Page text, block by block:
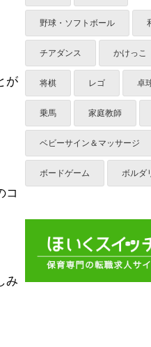
が
コ
み
野球・ソフトボール
チアダンス かけっこ
将棋 レゴ 卓
乗馬 家庭教師
ベビーサイン＆マッサージ
ボードゲーム ボルダ